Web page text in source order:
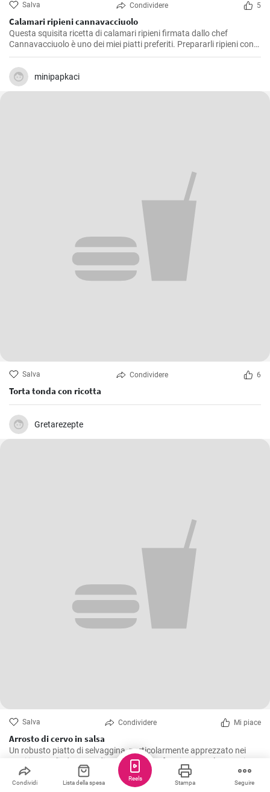
Salva Condividere 5
Calamari ripieni cannavacciuolo
Questa squisita ricetta di calamari ripieni firmata dallo chef
Cannavacciuolo è uno dei miei piatti preferiti. Prepararli ripieni con
aromi, pane raffermo e prezzemolo è un'ideale miscela di sapori di
mare e terra e poi cotta al forno dona un delizioso ed equilibrato
soddisfazione al palato. E' un piatto che preferisco servire come
antipasto durante le festività, ma è ottimo anche come secondo
minipapkaci
Salva Condividere 6
Torta tonda con ricotta
Gretarezepte
Salva Condividere Mi piace
Arrosto di cervo in salsa
Un robusto piatto di selvaggina, particolarmente apprezzato nei
mesi invernali. L'arrosto di cervo viene stufato in una salsa speziata,
rendendolo particolarmente tenero e succulento. Il piatto è meglio
servito con gnocchi e cavolo rosso.
Condividi Lista della spesa Stampa Seguire
Reels